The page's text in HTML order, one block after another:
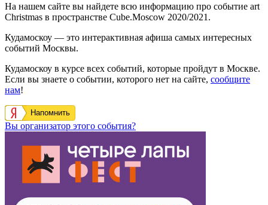
На нашем сайте вы найдете всю информацию про событие art
Christmas в пространстве Cube.Moscow 2020/2021.
Кудамоскоу — это интерактивная афиша самых интересных
событий Москвы.
Кудамоскоу в курсе всех событий, которые пройдут в Москве.
Если вы знаете о событии, которого нет на сайте, сообщите
нам!
Напомнить
Вы организатор этого события?